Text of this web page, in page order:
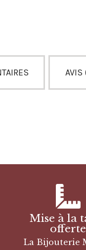
AVIS
Mise à la
offerte
La Bijouterie